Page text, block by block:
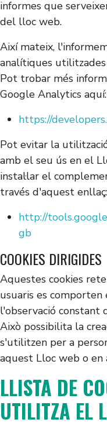
informes que
del lloc web.
Així mateix,
analítiques
Pot trobar més
Google Analytics aquí:
https://
Pot evitar la
amb el seu ús en el
instal·lar el
través d'aquest enllaç:
http://
gb
COOKIES DIRIGIDES
Aquestes cookies
usuaris es
l'observació constant
Això possibilita la
s'utilitzen per a
aquest Lloc web o
LLISTA DE
UTILITZA EL